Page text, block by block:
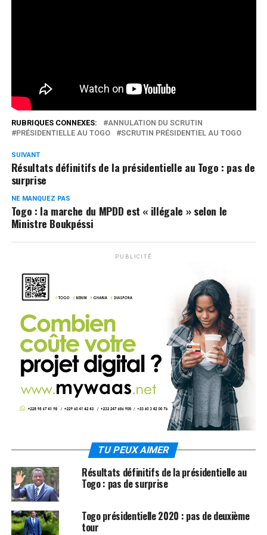
RUBRIQUES CONNEXES:
ANNULATION DU SCRUTIN
PRÉSIDENTIELLE AU TOGO
SCRUTIN PRÉSIDENTIEL AU TOGO
SUIVANT
Résultats définitifs de la présidentielle au Togo : pas de
surprise
NE MANQUEZ PAS
Togo : la marche du MPDD est « illégale » selon le
Ministre Boukpéssi
PUBLICITÉ
TU PEUX AIMER
Résultats définitifs de la présidentielle au
Togo : pas de surprise
Togo présidentielle 2020 : pas de deuxième
tour